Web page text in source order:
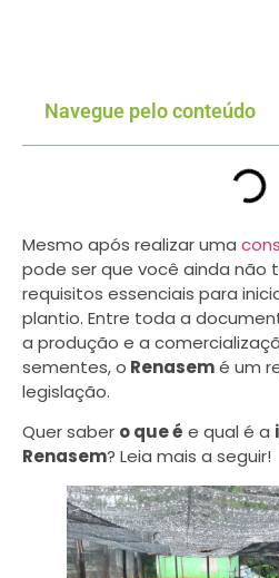
Navegue pelo conteúdo
Mesmo após realizar uma
pode ser que você ainda não
requisitos essenciais para
plantio. Entre toda a
a produção e a
sementes, o Renasemé um
legislação.
Quer saber o que é e qual é a
Renasem? Leia mais a seguir!